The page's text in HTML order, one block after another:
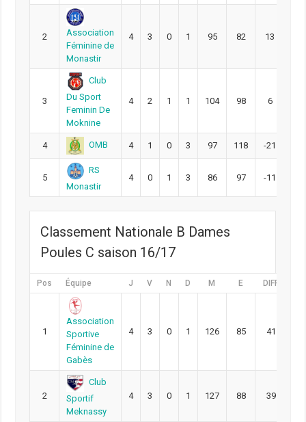
2
Association
Féminine de
Monastir
4 3 0 1 95 82 13
3
‎Club
Du Sport
Feminin De
Moknine
4 2 1 1 104 98 6
4 OMB 4 1 0 3 97 118 -21
5
RS
Monastir
4 0 1 3 86 97 -11
Classement Nationale B Dames
Poules C saison 16/17
Pos Équipe J V N D M E DIFF
1
Association
Sportive
Féminine de
Gabès
4 3 0 1 126 85 41
2
Club
Sportif
Meknassy
4 3 0 1 127 88 39